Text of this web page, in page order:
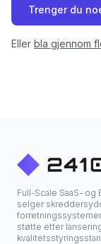
Trenger du
Eller bla gjennom
Full-Scale SaaS-
selger
støtte etter